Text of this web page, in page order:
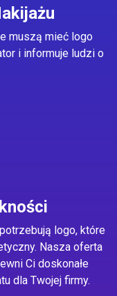
muszą mieć logo
i informuje ludzi o
logo, które
Nasza oferta
Ci doskonałe
dla Twojej firmy.